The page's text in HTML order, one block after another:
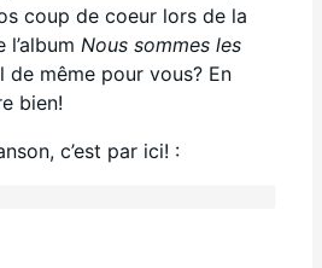
coup de coeur lors de la
Nous sommes les
de même pour vous? En
bien!
c’est par ici! :